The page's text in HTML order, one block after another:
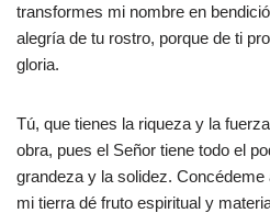
transformes mi nombre en
alegría de tu rostro, porque de ti
gloria.
Tú, que tienes la riqueza y la
obra, pues el Señor tiene todo el
grandeza y la solidez.
mi tierra dé fruto espiritual y